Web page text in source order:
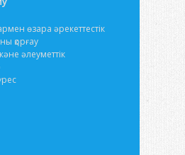
өзара әрекеттестік
қорғау
әлеуметтік